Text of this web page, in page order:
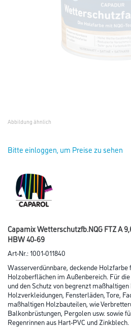
Abbildung ähnlich
Bitte einloggen, um Preise zu sehen
Capamix Wetterschutzfb.NQG FTZ A
HBW 40-69
Art-Nr.:1001-011840
Wasserverdünnbare, deckende
Holzoberflächen im Außenbereich. Für
und den Schutz von begrenzt
Holzverkleidungen, Fensterläden, Tore,
maßhaltigen Holzbauteilen, wie
Balkonbrüstungen, Pergolen usw. sowie
Regenrinnen aus Hart-PVC und Zinkblech.